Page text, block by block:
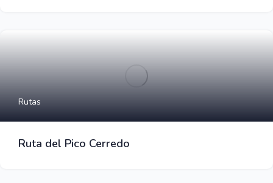
Rutas
Ruta del Pico Cerredo